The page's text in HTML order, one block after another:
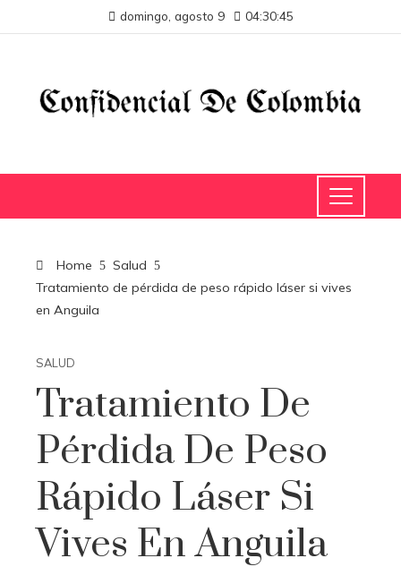
domingo, agosto 9 04:30:45
Home
Salud
Tratamiento de pérdida de peso rápido láser si vives
en Anguila
SALUD
Tratamiento De
Pérdida De Peso
Rápido Láser Si
Vives En Anguila